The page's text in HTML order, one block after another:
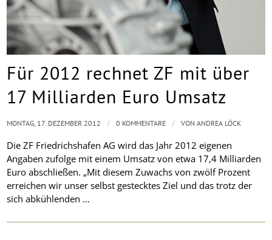
Für 2012 rechnet ZF mit über
17 Milliarden Euro Umsatz
Die ZF Friedrichshafen AG wird das Jahr 2012 eigenen
Angaben zufolge mit einem Umsatz von etwa 17,4 Milliarden
Euro abschließen. „Mit diesem Zuwachs von zwölf Prozent
erreichen wir unser selbst gestecktes Ziel und das trotz der
sich abkühlenden …
MONTAG, 17. DEZEMBER 2012 / 0 KOMMENTARE / VONANDREA LÖCK